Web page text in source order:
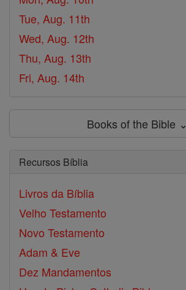
Tue, Aug. 11th
Wed, Aug. 12th
Thu, Aug. 13th
Fri, Aug. 14th
Books of the Bible ⌄
Recursos Bíblia
Livros da Bíblia
Velho Testamento
Novo Testamento
Adam & Eve
Dez Mandamentos